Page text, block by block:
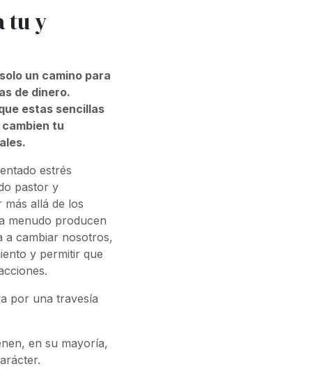
tu y
un camino para
de dinero.
estas sencillas
tu
estrés
pastor y
allá de los
menudo producen
a cambiar nosotros,
y permitir que
por una travesía
en su mayoría,